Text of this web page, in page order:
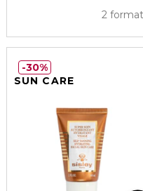
2
SUN CARE
30%